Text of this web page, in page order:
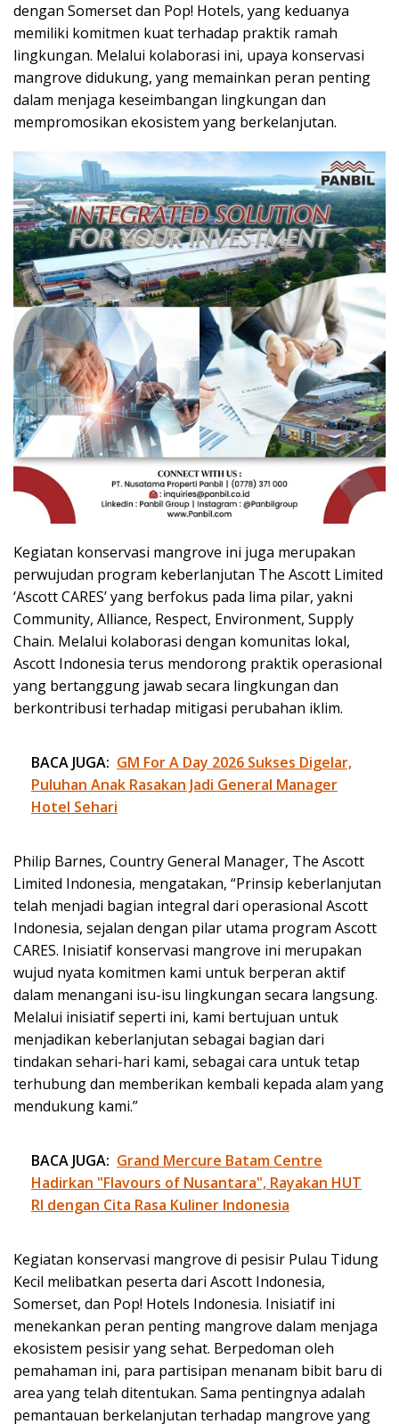
dengan Somerset dan Pop! Hotels, yang keduanya
memiliki komitmen kuat terhadap praktik ramah
lingkungan. Melalui kolaborasi ini, upaya konservasi
mangrove didukung, yang memainkan peran penting
dalam menjaga keseimbangan lingkungan dan
mempromosikan ekosistem yang berkelanjutan.
Kegiatan konservasi mangrove ini juga merupakan
perwujudan program keberlanjutan The Ascott Limited
‘Ascott CARES’ yang berfokus pada lima pilar, yakni
Community, Alliance, Respect, Environment, Supply
Chain. Melalui kolaborasi dengan komunitas lokal,
Ascott Indonesia terus mendorong praktik operasional
yang bertanggung jawab secara lingkungan dan
berkontribusi terhadap mitigasi perubahan iklim.
BACA JUGA: GM For A Day 2026 Sukses Digelar,
Puluhan Anak Rasakan Jadi General Manager
Hotel Sehari
Philip Barnes, Country General Manager, The Ascott
Limited Indonesia, mengatakan, “Prinsip keberlanjutan
telah menjadi bagian integral dari operasional Ascott
Indonesia, sejalan dengan pilar utama program Ascott
CARES. Inisiatif konservasi mangrove ini merupakan
wujud nyata komitmen kami untuk berperan aktif
dalam menangani isu-isu lingkungan secara langsung.
Melalui inisiatif seperti ini, kami bertujuan untuk
menjadikan keberlanjutan sebagai bagian dari
tindakan sehari-hari kami, sebagai cara untuk tetap
terhubung dan memberikan kembali kepada alam yang
mendukung kami.”
BACA JUGA: Grand Mercure Batam Centre
Hadirkan "Flavours of Nusantara", Rayakan HUT
RI dengan Cita Rasa Kuliner Indonesia
Kegiatan konservasi mangrove di pesisir Pulau Tidung
Kecil melibatkan peserta dari Ascott Indonesia,
Somerset, dan Pop! Hotels Indonesia. Inisiatif ini
menekankan peran penting mangrove dalam menjaga
ekosistem pesisir yang sehat. Berpedoman oleh
pemahaman ini, para partisipan menanam bibit baru di
area yang telah ditentukan. Sama pentingnya adalah
pemantauan berkelanjutan terhadap mangrove yang